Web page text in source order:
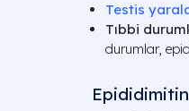
Testis
Tıbbi
durumlar,